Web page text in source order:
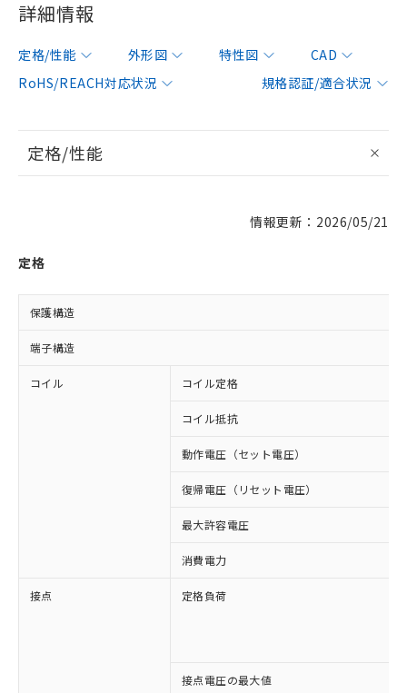
詳細情報
定格/性能 外形図 特性図
CAD
RoHS/REACH対応状況
規格認証/適合状況
定格/性能
情報更新：2026/05/21
定格
保護構造
端子構造
コイル コイル定格
コイル抵抗
動作電圧（セット電圧）
復帰電圧（リセット電圧）
最大許容電圧
消費電力
接点 定格負荷
接点電圧の最大値